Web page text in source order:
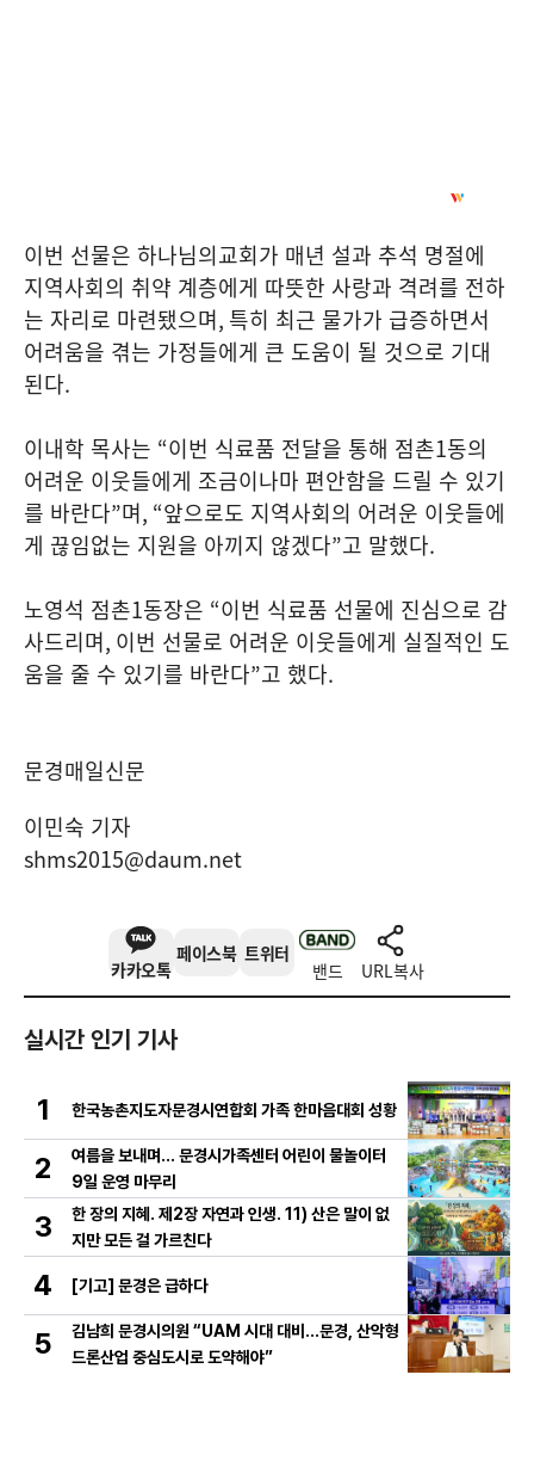
이번 선물은 하나님의교회가 매년 설과 추석 명절에
지역사회의 취약 계층에게 따뜻한 사랑과 격려를 전하
는 자리로 마련됐으며, 특히 최근 물가가 급증하면서
어려움을 겪는 가정들에게 큰 도움이 될 것으로 기대
된다.
이내학 목사는 “이번 식료품 전달을 통해 점촌1동의
어려운 이웃들에게 조금이나마 편안함을 드릴 수 있기
를 바란다”며, “앞으로도 지역사회의 어려운 이웃들에
게 끊임없는 지원을 아끼지 않겠다”고 말했다.
노영석 점촌1동장은 “이번 식료품 선물에 진심으로 감
사드리며, 이번 선물로 어려운 이웃들에게 실질적인 도
움을 줄 수 있기를 바란다”고 했다.
문경매일신문
이민숙 기자
shms2015@daum.net
카카오톡
페이스북 트위터
밴드 URL복사
실시간 인기 기사
1 한국농촌지도자문경시연합회 가족 한마음대회 성황
2
여름을 보내며… 문경시가족센터 어린이 물놀이터
9일 운영 마무리
3
한 장의 지혜. 제2장 자연과 인생. 11) 산은 말이 없
지만 모든 걸 가르친다
4 [기고] 문경은 급하다
5
김남희 문경시의원 “UAM 시대 대비…문경, 산악형
드론산업 중심도시로 도약해야”